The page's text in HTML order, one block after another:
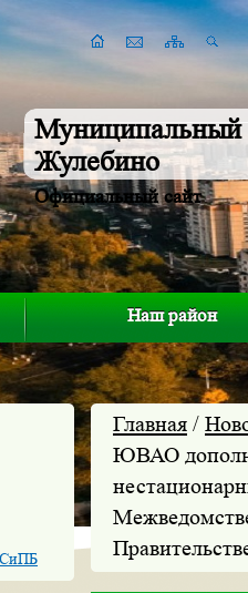
Муниципальный
Жулебино
Официальный сайт
Наш район
Главная /
ЮВАО